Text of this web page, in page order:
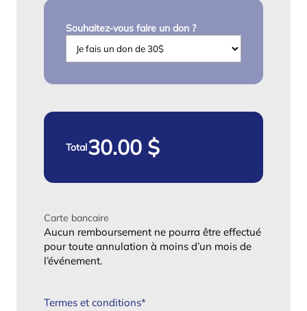
Souhaitez-vous faire un don ?
Total
Carte bancaire
Aucun remboursement ne pourra être effectué
pour toute annulation à moins d’un mois de
l’événement.
Termes et conditions*